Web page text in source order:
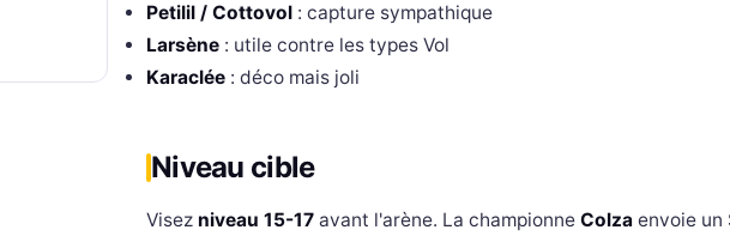
Petilil / Cottovol : capture sympathique
Larsène : utile contre les types Vol
Karaclée : déco mais joli
Niveau cible
Visez niveau 15-17 avant l'arène. La championne Colza envoie un